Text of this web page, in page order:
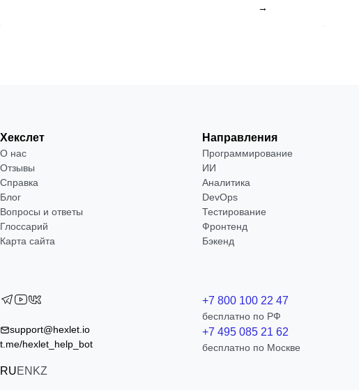
→
Хекслет
О нас
Отзывы
Справка
Блог
Вопросы и ответы
Глоссарий
Карта сайта
Направления
Программирование
ИИ
Аналитика
DevOps
Тестирование
Фронтенд
Бэкенд
support@hexlet.io
t.me/hexlet_help_bot
RUEN KZ
+7 800 100 22 47
бесплатно по РФ
+7 495 085 21 62
бесплатно по Москве